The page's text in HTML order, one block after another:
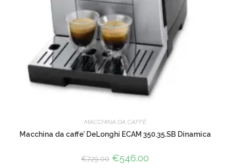
MACCHINA DA CAFFÈ
Macchina da caffe’ DeLonghi ECAM 350.35.SB Dinamica
€729.00 Il
prezzo
€546.00